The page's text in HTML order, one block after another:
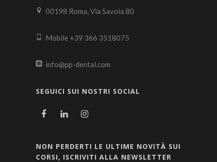
00198 Roma, Via Savoia 80
Mobile +39 366 3518075
info@pp-dental.com
SEGUICI SUI NOSTRI SOCIAL
NON PERDERTI LE ULTIME NOVITÀ SUI
CORSI, ISCRIVITI ALLA NEWSLETTER